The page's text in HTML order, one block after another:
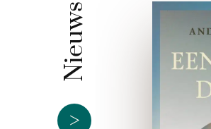
Nieuws
>